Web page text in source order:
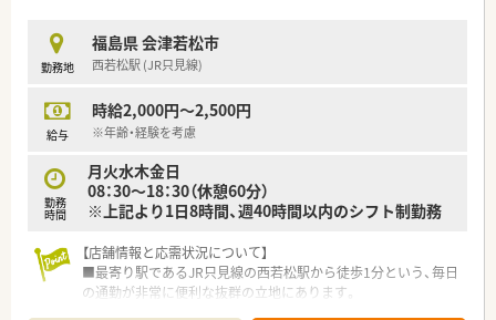
■幅広い科目の処方箋を応需する門前薬局で、薬剤師として偏り
のない知識を習得したい方におすすめです。
つ地域に密着して働きたい方に適しています。
勤務地
福島県 会津若松市
西若松駅 (JR只見線)
給与
時給2,000円～2,500円
※年齢・経験を考慮
勤務
時間
月火水木金日
08：30～18：30（休憩60分）
※上記より1日8時間、週40時間以内のシフト制勤務
【店舗情報と応需状況について】
■最寄り駅であるJR只見線の西若松駅から徒歩1分という、毎日
の通勤が非常に便利な抜群の立地にあります。